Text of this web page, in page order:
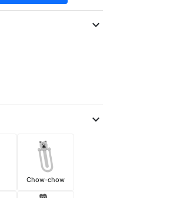
expand_more
expand_more
Chow-chow